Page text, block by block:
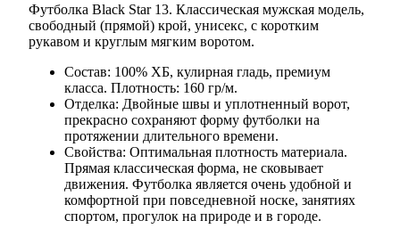
Футболка Black Star 13. Классическая мужская модель,
свободный (прямой) крой, унисекс, с коротким
рукавом и круглым мягким воротом.
Состав: 100% ХБ, кулирная гладь, премиум
класса. Плотность: 160 гр/м.
Отделка: Двойные швы и уплотненный ворот,
прекрасно сохраняют форму футболки на
протяжении длительного времени.
Свойства: Оптимальная плотность материала.
Прямая классическая форма, не сковывает
движения. Футболка является очень удобной и
комфортной при повседневной носке, занятиях
спортом, прогулок на природе и в городе.